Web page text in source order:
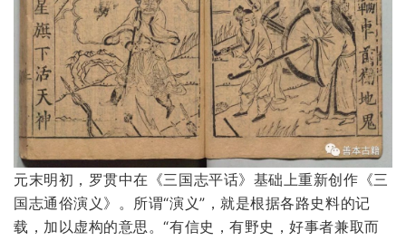
元末明初，罗贯中在《三国志平话》基础上重新创作《三
国志通俗演义》。所谓“演义”，就是根据各路史料的记
载，加以虚构的意思。“有信史，有野史，好事者兼取而